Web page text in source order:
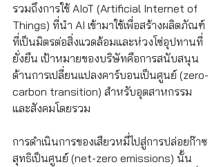
รวมถึงการใช้ AIoT (Artificial Internet of
Things) ที่นำ AI เข้ามาใช้เพื่อสร้างผลิตภัณฑ์
ที่เป็นมิตรต่อสิ่งแวดล้อมและห่วงโซ่อุปทานที่
ยั่งยืน เป้าหมายของบริษัทคือการสนับสนุน
ด้านการเปลี่ยนแปลงคาร์บอนเป็นศูนย์ (zero-
carbon transition) สำหรับอุตสาหกรรม
และสังคมโดยรวม
การดำเนินการของเสียวหมี่ไปสู่การปล่อยก๊าซ
สุทธิเป็นศูนย์ (net-zero emissions) นั้น